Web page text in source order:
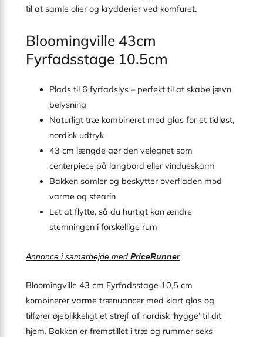
til at samle olier og krydderier ved komfuret.
Bloomingville 43cm
Fyrfadsstage 10.5cm
Plads til 6 fyrfadslys – perfekt til at skabe jævn
belysning
Naturligt træ kombineret med glas for et tidløst,
nordisk udtryk
43 cm længde gør den velegnet som
centerpiece på langbord eller vindueskarm
Bakken samler og beskytter overfladen mod
varme og stearin
Let at flytte, så du hurtigt kan ændre
stemningen i forskellige rum
Annonce i samarbejde med PriceRunner
Bloomingville 43 cm Fyrfadsstage 10,5 cm
kombinerer varme trænuancer med klart glas og
tilfører øjeblikkeligt et strejf af nordisk ‘hygge’ til dit
hjem. Bakken er fremstillet i træ og rummer seks